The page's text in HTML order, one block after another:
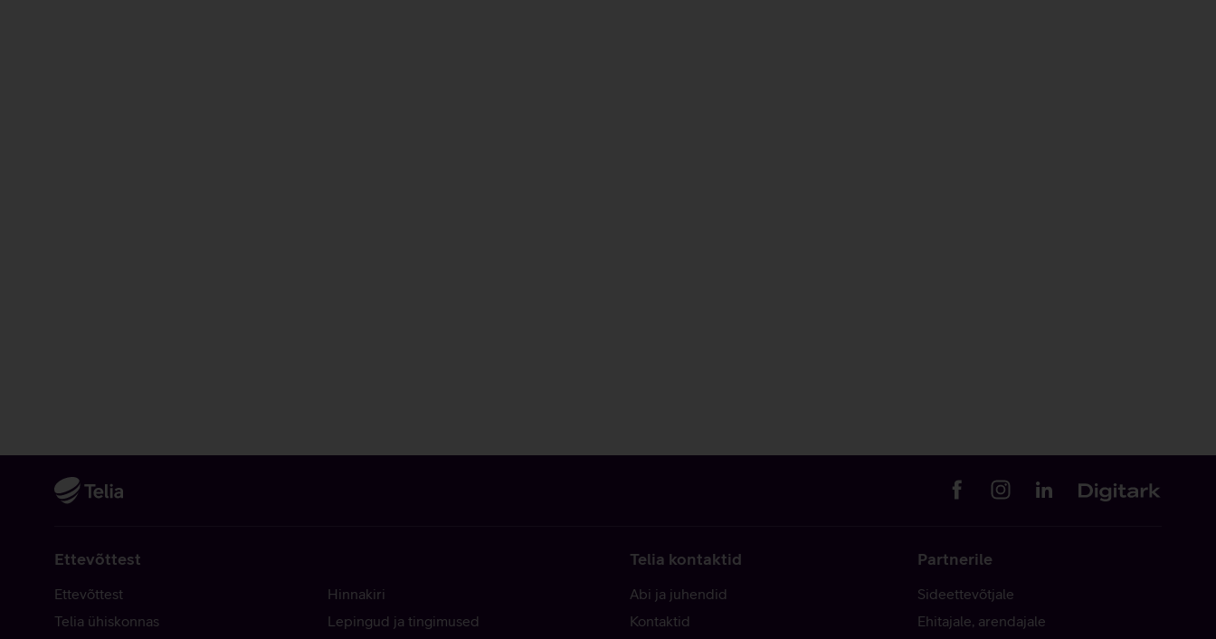
Ettevõttest
Ettevõttest
Telia ühiskonnas
Hinnakiri
Lepingud ja tingimused
Telia kontaktid
Abi ja juhendid
Kontaktid
Partnerile
Sideettevõtjale
Ehitajale, arendajale